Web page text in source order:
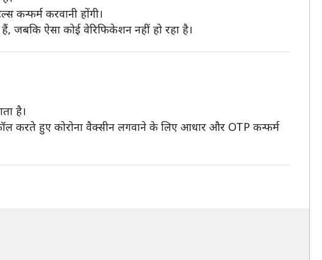
कन्फर्म करवानी होंगी।
ऐसा कोई वेरिफिकेशन नहीं हो रहा है।
है।
करते हुए कोरोना वैक्सीन लगवाने के लिए आधार और OTP कन्फर्म